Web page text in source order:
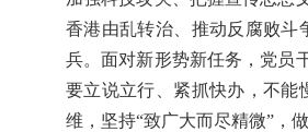
香港由乱转治、推动反腐败斗
兵。面对新形势新任务，党员
要立说立行、紧抓快办，不能
维，坚持“致广大而尽精微”，